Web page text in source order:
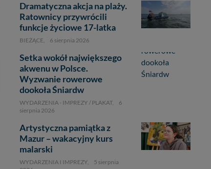
Dramatyczna akcja na plaży.
Ratownicy przywrócili
funkcje życiowe 17-latka
BIEŻĄCE, 6 sierpnia 2026
Setka wokół największego
akwenu w Polsce.
Wyzwanie rowerowe
dookoła Śniardw
WYDARZENIA - IMPREZY / PLAKAT,
6
sierpnia 2026
Artystyczna pamiątka z
Mazur – wakacyjny kurs
malarski
WYDARZENIA I IMPREZY,
5 sierpnia